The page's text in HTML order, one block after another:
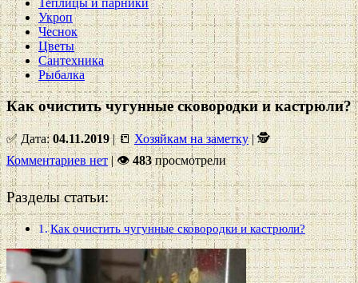
Теплицы и парники
Укроп
Чеснок
Цветы
Сантехника
Рыбалка
Как очистить чугунные сковородки и кастрюли?
✅ Дата:04.11.2019| 📒Хозяйкам на заметку| 🕵
Комментариев нет|👁483просмотрели
Разделы статьи:
Как очистить чугунные сковородки и кастрюли?